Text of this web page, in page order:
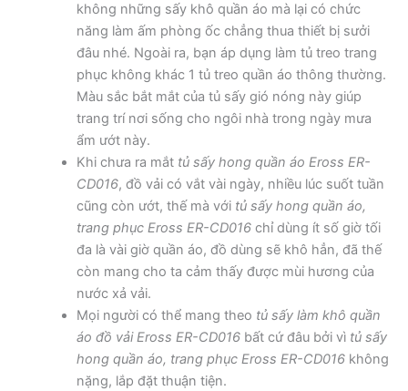
không những sấy khô quần áo mà lại có chức
năng làm ấm phòng ốc chẳng thua thiết bị sưởi
đâu nhé. Ngoài ra, bạn áp dụng làm tủ treo trang
phục không khác 1 tủ treo quần áo thông thường.
Màu sắc bắt mắt của tủ sấy gió nóng này giúp
trang trí nơi sống cho ngôi nhà trong ngày mưa
ẩm ướt này.
Khi chưa ra mắt tủ sấy hong quần áo Eross ER-
CD016, đồ vải có vắt vài ngày, nhiều lúc suốt tuần
cũng còn ướt, thế mà với tủ sấy hong quần áo,
trang phục Eross ER-CD016chỉ dùng ít số giờ tối
đa là vài giờ quần áo, đồ dùng sẽ khô hẳn, đã thế
còn mang cho ta cảm thấy được mùi hương của
nước xả vải.
Mọi người có thể mang theo tủ sấy làm khô quần
áo đồ vải Eross ER-CD016bất cứ đâu bởi vì tủ sấy
hong quần áo, trang phục Eross ER-CD016không
nặng, lắp đặt thuận tiện.